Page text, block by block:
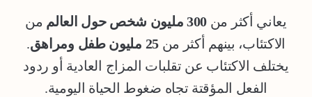
يعاني أكثر من 300 مليون شخص حول العالم
من
الاكتئاب، بينهم أكثر من25 مليون طفل ومراهق
.
يختلف الاكتئاب عن تقلبات المزاج العادية أو ردود
الفعل المؤقتة تجاه ضغوط الحياة اليومية.